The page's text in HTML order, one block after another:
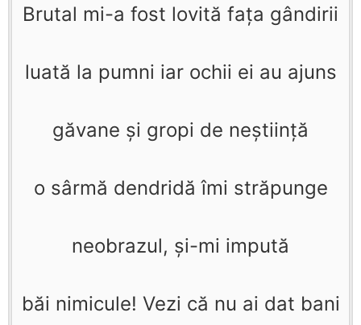
Brutal mi-a fost lovită faţa gândirii
luată la pumni iar ochii ei au ajuns
găvane şi gropi de neştiinţă
o sârmă dendridă îmi străpunge
neobrazul, şi-mi impută
băi nimicule! Vezi că nu ai dat bani